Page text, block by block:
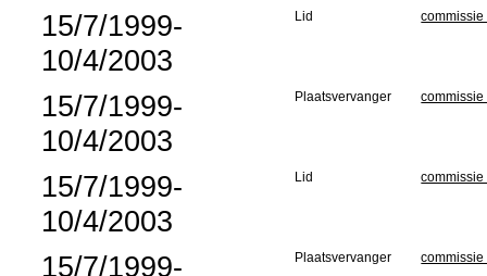
15/7/1999-
10/4/2003
Lid
15/7/1999-
10/4/2003
Plaatsvervanger
15/7/1999-
10/4/2003
Lid
15/7/1999- Plaatsvervanger